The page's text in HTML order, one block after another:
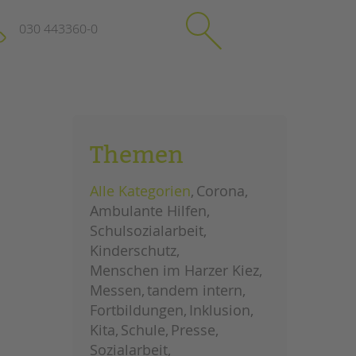
Impressum
Datenschutz
Hinweisgebersystem
Intranet
schließen
030 443360-0
SuchenThemen
Alle Kategorien Corona
Ambulante Hilfen
Schulsozialarbeit
Kinderschutz
Menschen im Harzer Kiez
Messen tandem intern
Fortbildungen Inklusion
Kita Schule Presse
Sozialarbeit